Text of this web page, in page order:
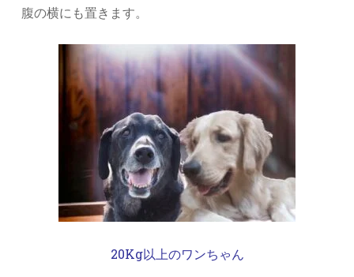
腹の横にも置きます。
20Kg以上のワンちゃん